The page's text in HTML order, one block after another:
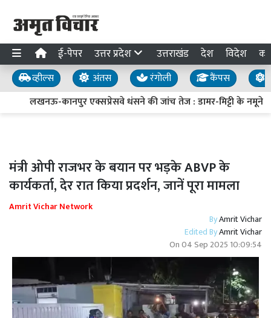
ई-पेपर उत्तर प्रदेश उत्तराखंड देश विदेश
व्हील्स अंतस रंगोली कैंपस
लखनऊ-कानपुर एक्सप्रेसवे धंसने की जांच तेज : डामर-मिट्टी के नमूने
मंत्री ओपी राजभर के बयान पर भड़के ABVP के
कार्यकर्ता, देर रात किया प्रदर्शन, जानें पूरा मामला
Amrit Vichar Network
ByAmrit Vichar
Edited ByAmrit Vichar
On04 Sep 2025 10:09:54